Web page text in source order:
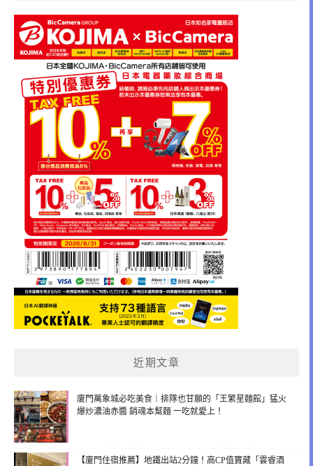
近期文章
廈門萬象城必吃美食｜排隊也甘願的「王繁星麵館」猛火
爆炒濃油赤醬 銷魂本幫麵 一吃就愛上！
【廈門住宿推薦】地鐵出站2分鐘！高CP值寶藏「雲睿酒